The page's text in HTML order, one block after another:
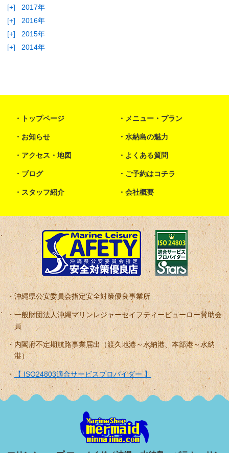
[+]
2017年
[+]
2016年
[+]
2015年
[+]
2014年
トップページ メニュー・プラン
お知らせ 水納島の魅力
アクセス・地図 よくある質問
ブログ ご予約はコチラ
スタッフ紹介 会社概要
沖縄県公安委員会指定安全対策優良事業所
一般財団法人沖縄マリンレジャーセイフティービューロー賛助会
員
内閣府不定期航路事業届出（渡久地港～水納港、本部港～水納
港）
【 ISO24803適合サービスプロバイダー 】